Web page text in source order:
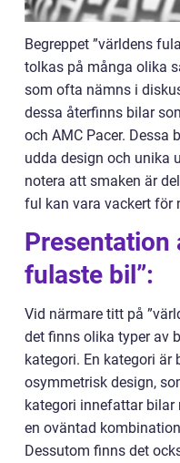
Begreppet ”världens
tolkas på många olika
som ofta nämns i
dessa återfinns bilar
och AMC Pacer. Dessa
udda design och unika
notera att smaken är
ful kan vara vackert för
Presentation
fulaste bil”:
Vid närmare titt på
det finns olika typer av
kategori. En kategori är
osymmetrisk design,
kategori innefattar bilar
en oväntad
Dessutom finns det